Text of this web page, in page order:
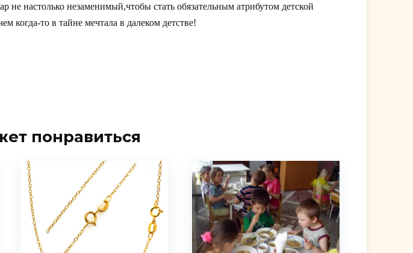
не настолько незаменимый,чтобы стать обязательным атрибутом детской
когда-то в тайне мечтала в далеком детстве!
понравиться